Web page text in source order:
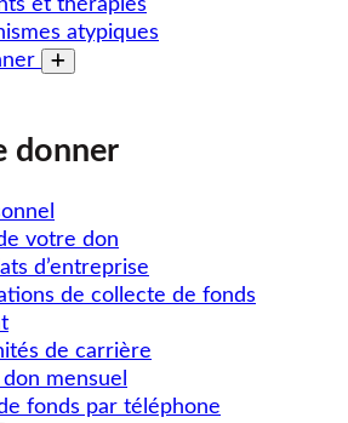
et thérapies
atypiques
Toggle submenu
donner
votre don
d’entreprise
de collecte de fonds
de carrière
mensuel
fonds par téléphone